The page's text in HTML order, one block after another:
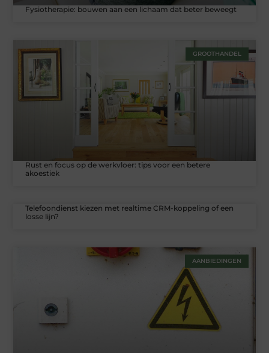
Fysiotherapie: bouwen aan een lichaam dat beter beweegt
GROOTHANDEL
Rust en focus op de werkvloer: tips voor een betere
akoestiek
Telefoondienst kiezen met realtime CRM-koppeling of een
losse lijn?
AANBIEDINGEN